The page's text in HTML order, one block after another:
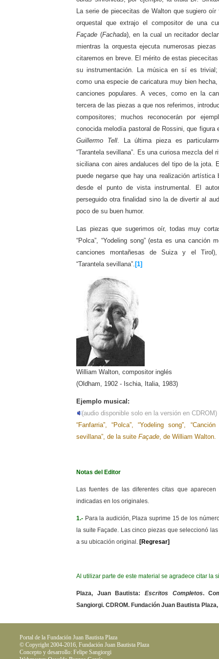
La serie de piececitas de Walton que sugiero
orquestal que extrajo el compositor de una
Façade (Fachada), en la cual un recitador
mientras la orquesta ejecuta numerosas
citaremos en breve. El mérito de estas
su instrumentación. La música en sí es
como una especie de caricatura muy bien
canciones populares. A veces, como en la
tercera de las piezas a que nos referimos,
compositores; muchos reconocerán por
conocida melodía pastoral de Rossini, que figura
Guillermo Tell. La última pieza es
“Tarantela sevillana”. Es una curiosa mezcla del
siciliana con aires andaluces del tipo de la jota.
puede negarse que hay una realización artística
desde el punto de vista instrumental. El
perseguido otra finalidad sino la de divertir al
poco de su buen humor.
Las piezas que sugerimos oír, todas muy
“Polca”, “Yodeling song” (esta es una canción
canciones montañesas de Suiza y el Tirol),
“Tarantela sevillana”. [1]
William Walton, compositor inglés
(Oldham, 1902 - Ischia, Italia, 1983)
Ejemplo musical:
(audio disponible solo en la versión en CDROM)
“Fanfarria”, “Polca”, “Yodeling song”,
sevillana”, de la suite Façade, de William Walton.
Notas del Editor
Las fuentes de las diferentes citas que
indicadas en los originales.
1.- Para la audición, Plaza suprime 15 de los
la suite Façade. Las cinco piezas que seleccionó
a su ubicación original. [Regresar]
Al utilizar parte de este material se agradece citar la
Plaza, Juan Bautista: Escritos Completos.
Sangiorgi. CDROM. Fundación Juan Bautista
Portal de la Fundación Juan Bautista Plaza
© Copyright 2004-2016, Fundación Juan Bautista Plaza
Concepto y desarrollo: Felipe Sangiorgi